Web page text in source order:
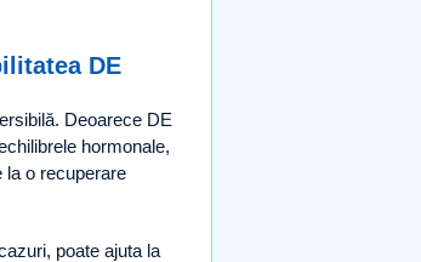
DE
Deoarece DE
hormonale,
la o recuperare
poate ajuta la